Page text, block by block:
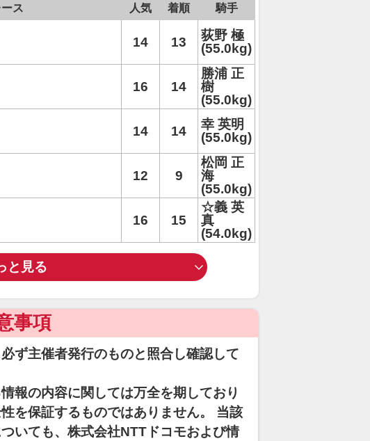
ース 人気 着順 騎手
14 13
荻野 極
(55.0kg)
16 14
勝浦 正
樹
(55.0kg)
14 14
幸 英明
(55.0kg)
12 9
松岡 正
海
(55.0kg)
16 15
☆義 英
真
(54.0kg)
と見る
事項
ず主催者発行のものと照合し確認して
報の内容に関しては万全を期しており
を保証するものではありません。 当該
いても、株式会社NTTドコモおよび情